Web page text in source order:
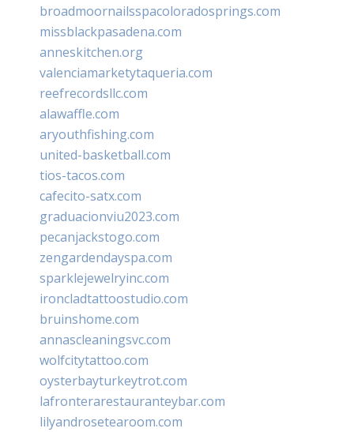
broadmoornailsspacoloradosprings.com
missblackpasadena.com
anneskitchen.org
valenciamarketytaqueria.com
reefrecordsllc.com
alawaffle.com
aryouthfishing.com
united-basketball.com
tios-tacos.com
cafecito-satx.com
graduacionviu2023.com
pecanjackstogo.com
zengardendayspa.com
sparklejewelryinc.com
ironcladtattoostudio.com
bruinshome.com
annascleaningsvc.com
wolfcitytattoo.com
oysterbayturkeytrot.com
lafronterarestauranteybar.com
lilyandrosetearoom.com